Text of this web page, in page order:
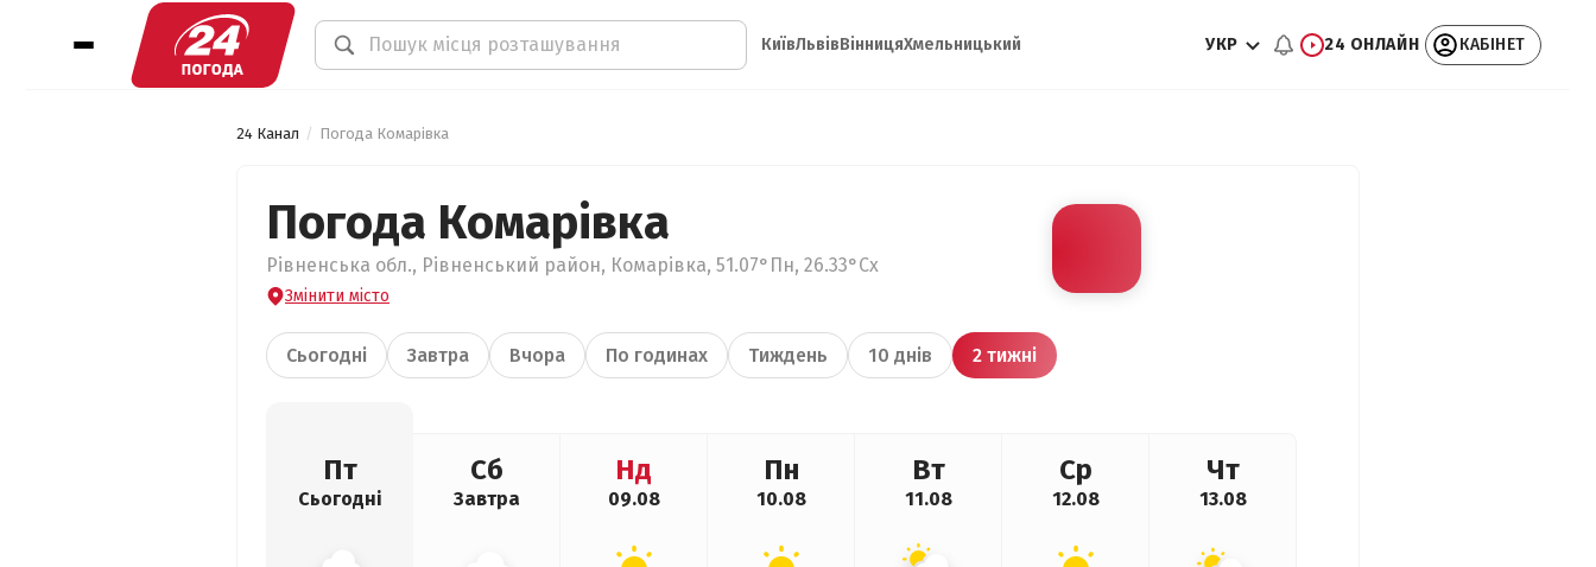
КиївЛьвівВінницяХмельницький УКР 24 ОНЛАЙН КАБІНЕТ
24 Канал Погода Комарівка
Погода Комарівка
Рівненська обл., Рівненський район, Комарівка, 51.07°Пн, 26.33°Сх
Змінити місто
Сьогодні Завтра Вчора По годинах Тиждень 10 днів 2 тижні
Пт
Сьогодні
Сб
Завтра
Нд
09.08
Пн
10.08
Вт
11.08
Ср
12.08
Чт
13.08